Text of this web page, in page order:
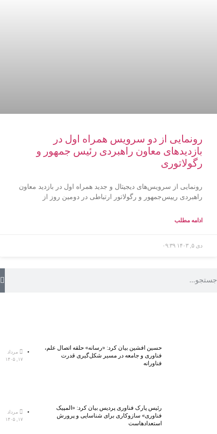
رونمایی از دو سرویس همراه اول در
بازدیدهای معاون راهبردی رئیس جمهور و
رگولاتوری
رونمایی از سرویس‌های دیجیتال و جدید همراه اول در بازدید معاون
راهبردی رییس‌جمهور و رگولاتور ارتباطی در دومین روز از
ادامه مطلب
دی ۵, ۱۴۰۳ ۰۹:۳۹
حسین افشین بیان کرد: «رسانه» حلقه اتصال علم،
فناوری و جامعه در مسیر شکل‌گیری قدرت
فناورانه
مرداد
۱۷, ۱۴۰۵
رئیس پارک فناوری پردیس بیان کرد: «المپیک
فناوری» سازوکاری برای شناسایی و پرورش
استعدادهاست
مرداد
۱۷, ۱۴۰۵